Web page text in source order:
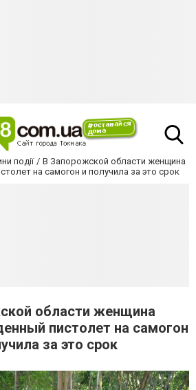
події
В Запорожской области женщина
на самогон и получила за это срок
области женщина
пистолет на самогон
за это срок